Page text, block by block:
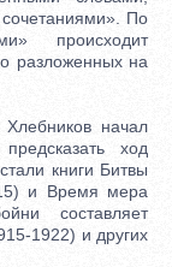
По
происходит
разложенных на
начал
ход
книги Битвы
и Время мера
составляет
1922) и других